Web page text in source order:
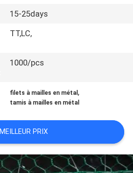
15-25days
TT,LC,
1000/pcs
filets à mailles en métal ,
tamis à mailles en métal
MEILLEUR PRIX